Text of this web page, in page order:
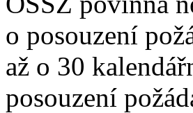
o posouzení
až o 30
posouzení